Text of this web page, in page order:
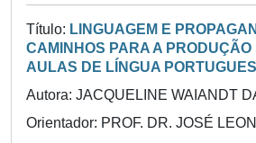
Título: LINGUAGEM E
CAMINHOS PARA A
AULAS DE LÍNGUA
Autora: JACQUELINE WAIANDT
Orientador: PROF. DR. JOSÉ